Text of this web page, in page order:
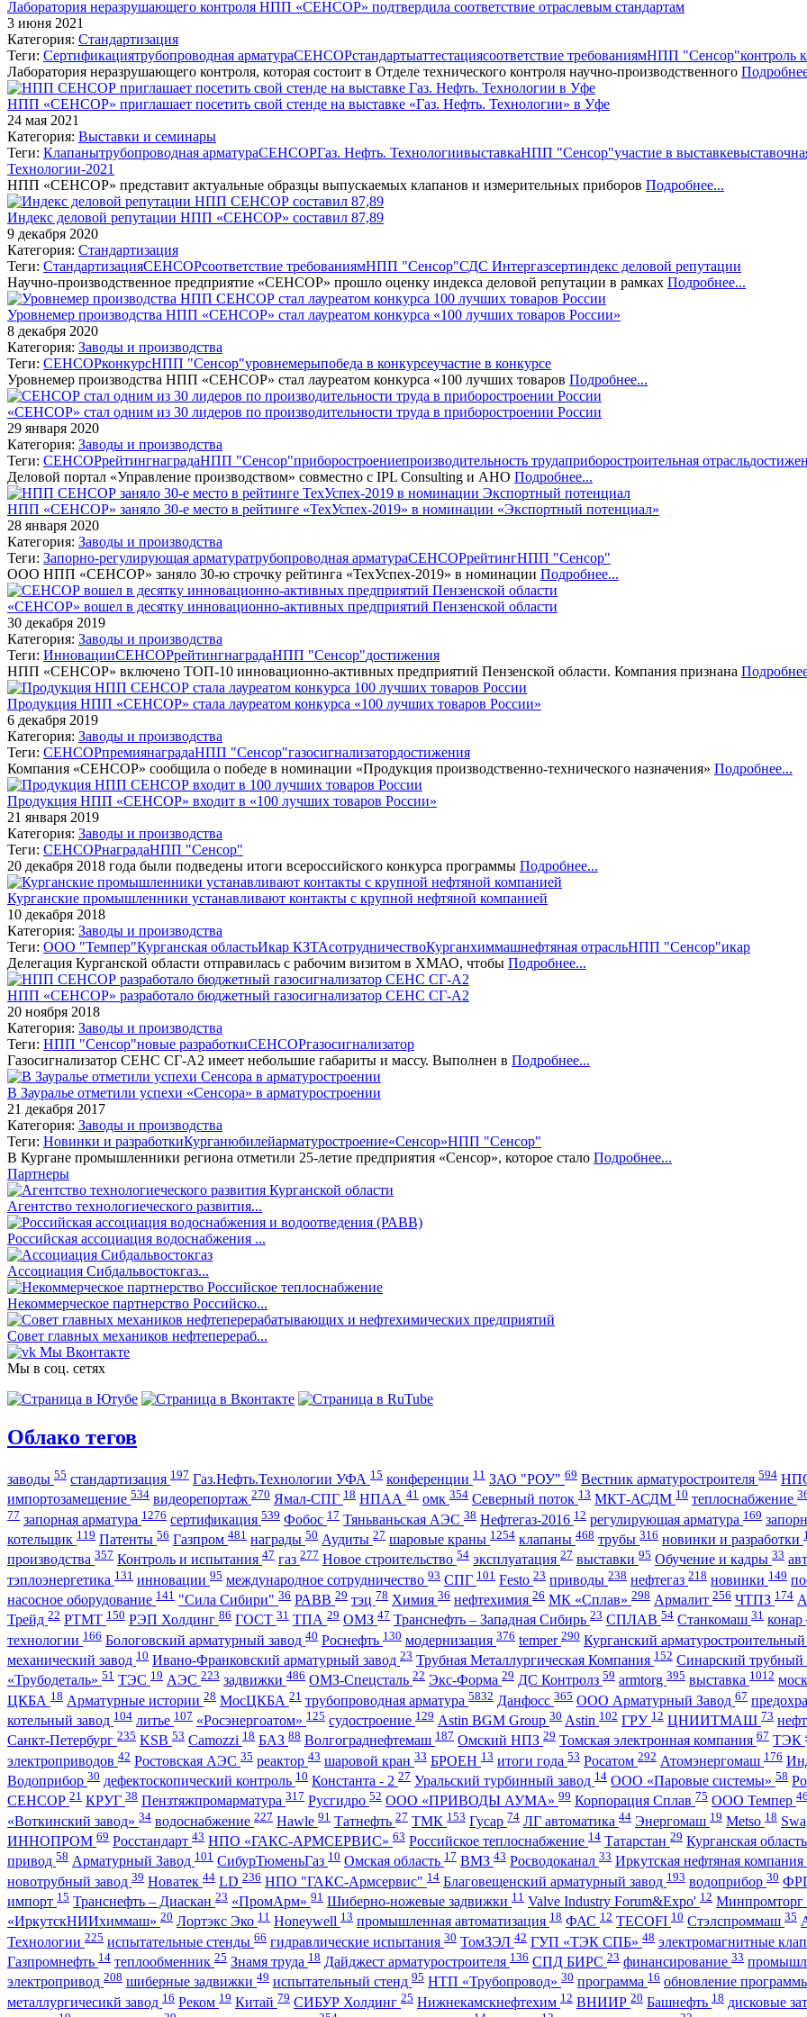
Лаборатория неразрушающего контроля НПП «СЕНСОР» подтвердила соответствие отраслевым стандартам
3 июня 2021
Категория: Стандартизация
Теги: Сертификациятрубопроводная арматураСЕНСОРстандартыаттестациясоответствие требованиямНПП "Сенсор"контроль
Лаборатория неразрушающего контроля, которая состоит в Отделе технического контроля научно-производственного
НПП «СЕНСОР» приглашает посетить свой стенде на выставке «Газ. Нефть. Технологии» в Уфе
24 мая 2021
Категория: Выставки и семинары
Теги: Клапанытрубопроводная арматураСЕНСОРГаз. Нефть. ТехнологиивыставкаНПП "Сенсор"участие в выставке
Технологии-2021
НПП «СЕНСОР» представит актуальные образцы выпускаемых клапанов и измерительных приборов Подробнее...
Индекс деловой репутации НПП «СЕНСОР» составил 87,89
9 декабря 2020
Категория: Стандартизация
Теги: СтандартизацияСЕНСОРсоответствие требованиямНПП "Сенсор"СДС Интергазсертиндекс деловой репутации
Научно-производственное предприятие «СЕНСОР» прошло оценку индекса деловой репутации в рамках Подробнее...
Уровнемер производства НПП «СЕНСОР» стал лауреатом конкурса «100 лучших товаров России»
8 декабря 2020
Категория: Заводы и производства
Теги: СЕНСОРконкурсНПП "Сенсор"уровнемерыпобеда в конкурсеучастие в конкурсе
Уровнемер производства НПП «СЕНСОР» стал лауреатом конкурса «100 лучших товаров Подробнее...
«СЕНСОР» стал одним из 30 лидеров по производительности труда в приборостроении России
29 января 2020
Категория: Заводы и производства
Теги: СЕНСОРрейтингнаградаНПП "Сенсор"приборостроениепроизводительность трудаприборостроительная отрасль
Деловой портал «Управление производством» совместно с IPL Consulting и АНО Подробнее...
НПП «СЕНСОР» заняло 30-е место в рейтинге «ТехУспех-2019» в номинации «Экспортный потенциал»
28 января 2020
Категория: Заводы и производства
Теги: Запорно-регулирующая арматуратрубопроводная арматураСЕНСОРрейтингНПП "Сенсор"
ООО НПП «СЕНСОР» заняло 30-ю строчку рейтинга «ТехУспех-2019» в номинации Подробнее...
«СЕНСОР» вошел в десятку инновационно-активных предприятий Пензенской области
30 декабря 2019
Категория: Заводы и производства
Теги: ИнновацииСЕНСОРрейтингнаградаНПП "Сенсор"достижения
НПП «СЕНСОР» включено ТОП-10 инновационно-активных предприятий Пензенской области. Компания признана
Продукция НПП «СЕНСОР» стала лауреатом конкурса «100 лучших товаров России»
6 декабря 2019
Категория: Заводы и производства
Теги: СЕНСОРпремиянаградаНПП "Сенсор"газосигнализатордостижения
Компания «СЕНСОР» сообщила о победе в номинации «Продукция производственно-технического назначения» Подробнее...
Продукция НПП «СЕНСОР» входит в «100 лучших товаров России»
21 января 2019
Категория: Заводы и производства
Теги: СЕНСОРнаградаНПП "Сенсор"
20 декабря 2018 года были подведены итоги всероссийского конкурса программы Подробнее...
Курганские промышленники устанавливают контакты с крупной нефтяной компанией
10 декабря 2018
Категория: Заводы и производства
Теги: ООО "Темпер"Курганская областьИкар КЗТАсотрудничествоКурганхиммашнефтяная отрасльНПП "Сенсор"икар
Делегация Курганской области отправилась с рабочим визитом в ХМАО, чтобы Подробнее...
НПП «СЕНСОР» разработало бюджетный газосигнализатор СЕНС СГ-А2
20 ноября 2018
Категория: Заводы и производства
Теги: НПП "Сенсор"новые разработкиСЕНСОРгазосигнализатор
Газосигнализатор СЕНС СГ-А2 имеет небольшие габариты и массу. Выполнен в Подробнее...
В Зауралье отметили успехи «Сенсора» в арматуростроении
21 декабря 2017
Категория: Заводы и производства
Теги: Новинки и разработкиКурганюбилейарматуростроение«Сенсор»НПП "Сенсор"
В Кургане промышленники региона отметили 25-летие предприятия «Сенсор», которое стало Подробнее...
Партнеры
Агентство технологиеческого развития...
Российская ассоциация водоснабжения ...
Ассоциация Сибдальвостокгаз...
Некоммерческое партнерство Российско...
Совет главных механиков нефтеперераб...
Мы Вконтакте
Мы в соц. сетях
Облако тегов
заводы 55 стандартизация 197 Газ.Нефть.Технологии УФА 15 конференции 11 ЗАО "РОУ" 69 Вестник арматуростроителя 594 НПО
импортозамещение 534 видеорепортаж 270 Ямал-СПГ 18 НПАА 41 омк 354 Северный поток 13 МКТ-АСДМ 10 теплоснабжение
77 запорная арматура 1276 сертификация 539 Фобос 17 Тяньваньская АЭС 38 Нефтегаз-2016 12 регулирующая арматура 169
котельщик 119 Патенты 56 Газпром 481 награды 50 Аудиты 27 шаровые краны 1254 клапаны 468 трубы 316 новинки и разработки
производства 357 Контроль и испытания 47 газ 277 Новое строительство 54 эксплуатация 27 выставки 95 Обучение и кадры 33
тэплоэнергетика 131 инновации 95 международное сотрудничество 93 СПГ 101 Festo 23 приводы 238 нефтегаз 218 новинки 149
насосное оборудование 141 "Сила Сибири" 36 РАВВ 29 тэц 78 Химия 36 нефтехимия 26 МК «Сплав» 298 Армалит 256 ЧТПЗ 174
Трейд 22 РТМТ 150 РЭП Холдинг 86 ГОСТ 31 ТПА 29 ОМЗ 47 Транснефть – Западная Сибирь 23 СПЛАВ 54 Станкомаш 31 конар
технологии 166 Бологовский арматурный завод 40 Роснефть 130 модернизация 376 temper 290 Курганский арматуростроительный
механический завод 10 Ивано-Франковский арматурный завод 23 Трубная Металлургическая Компания 152 Синарский трубный
«Трубодеталь» 51 ТЭС 19 АЭС 223 задвижки 486 ОМЗ-Спецсталь 22 Экс-Форма 29 ДС Контролз 59 armtorg 395 выставка 1012
ЦКБА 18 Арматурные истории 28 МосЦКБА 21 трубопроводная арматура 5832 Данфосс 365 ООО Арматурный Завод 67
котельный завод 104 литье 107 «Росэнергоатом» 125 судостроение 129 Astin BGM Group 30 Astin 102 ГРУ 12 ЦНИИТМАШ 73
Санкт-Петербург 235 KSB 53 Camozzi 18 БАЗ 88 Волгограднефтемаш 187 Омский НПЗ 29 Томская электронная компания 67 ТЭК
электроприводов 42 Ростовская АЭС 35 реактор 43 шаровой кран 33 БРОЕН 13 итоги года 53 Росатом 292 Атомэнергомаш 176
Водоприбор 30 дефектоскопический контроль 10 Константа - 2 27 Уральский турбинный завод 14 ООО «Паровые системы» 58
СЕНСОР 21 КРУГ 38 Пензтяжпромарматура 317 Русгидро 52 ООО «ПРИВОДЫ АУМА» 99 Корпорация Сплав 75 ООО Темпер 46
«Воткинский завод» 34 водоснабжение 227 Hawle 91 Татнефть 27 ТМК 153 Гусар 74 ЛГ автоматика 44 Энергомаш 19 Metso 18
ИННОПРОМ 69 Росстандарт 43 НПО «ГАКС-АРМСЕРВИС» 63 Российское теплоснабжение 14 Татарстан 29 Курганская область
привод 58 Арматурный Завод 101 СибурТюменьГаз 10 Омская область 17 ВМЗ 43 Росводоканал 33 Иркутская нефтяная компания
новотрубный завод 39 Новатек 44 LD 236 НПО "ГАКС-Армсервис" 14 Благовещенский арматурный завод 193 водоприбор 30
импорт 15 Транснефть – Диаскан 23 «ПромАрм» 91 Шиберно-ножевые задвижки 11 Valve Industry Forum&Expo' 12 Минпромторг
«ИркутскНИИхиммаш» 20 Лортэкс Эко 11 Honeywell 13 промышленная автоматизация 18 ФАС 12 TECOFI 10 Стэлспроммаш 35
Технологии 225 испытательные стенды 66 гидравлические испытания 30 ТомЗЭЛ 42 ГУП «ТЭК СПБ» 48 электромагнитные
Газпромнефть 14 теплообменник 25 Знамя труда 18 Дайджест арматуростроителя 136 СПД БИРС 23 финансирование 33
электропривод 208 шиберные задвижки 49 испытательный стенд 95 НТП «Трубопровод» 30 программа 16 обновление
металлургичесикй завод 16 Реком 19 Китай 79 СИБУР Холдинг 25 Нижнекамскнефтехим 12 ВНИИР 20 Башнефть 18 дисковые